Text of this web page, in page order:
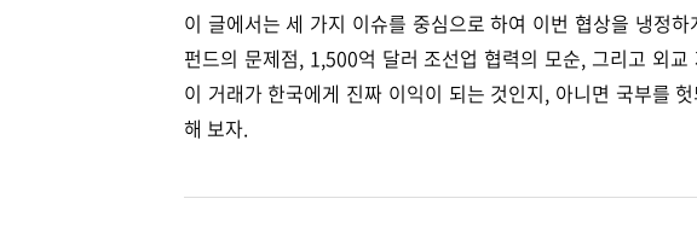
이 글에서는 세 가지 이슈를 중심으로 하여 이번 협상을 냉정
펀드의 문제점, 1,500억 달러 조선업 협력의 모순, 그리고 외
이 거래가 한국에게 진짜 이익이 되는 것인지, 아니면 국부를
해 보자.